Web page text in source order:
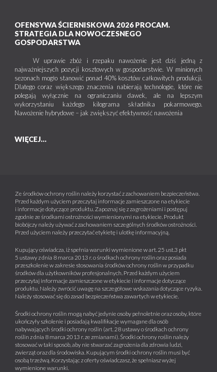
OFENSYWA ŚCIERNISKOWA 2026 PROCAM.
STRATEGIA DLA NOWOCZESNEGO
GOSPODARSTWA
W uprawie zbóż i rzepaku nawożenie jest dziś jedną z
najważniejszych pozycji kosztowych w gospodarstwie. W minionych
sezonach mogło stanowić ponad 40% kosztów całkowitych produkcji.
Dlatego coraz większego znaczenia nabierają technologie, które nie
polegają wyłącznie na ograniczaniu dawek, ale na lepszym
wykorzystaniu każdego kilograma składnika pokarmowego.
Nawożenie hybrydowe – jak zwiększyć efektywność nawożenia
WIĘCEJ...
Ze środków ochrony roślin należy korzystać z zachowaniem bezpieczeństwa.
Przed każdym użyciem przeczytaj informacje zamieszczone na etykiecie
i informacje dotyczące produktu. Zapoznaj się z zagrożeniami i postępuj
zgodnie ze środkami ostrożności wymienionymi na etykiecie. Produkt
biobójczy należy używać z zachowaniem szczególnych środków ostrożności.
Przed użyciem należy przeczytać etykietę i ulotkę informacyjną.
Kupujący oświadcza, iż spełnia warunki wymienione w art. 25 ust.3 pkt
5 ustawy z dnia 8 marca 2013 r. o środkach ochrony roślin oraz posiada
przeszkolenie w zakresie stosowania środków ochrony roślin w przypadku
środków dla użytkowników profesjonalnych. Przed każdym użyciem
przeczytaj informacje zamieszczone w etykiecie i informacje dotyczące
produktu. Należy zwrócić uwagę na szczegółowe wskazania dotyczące ryzyka.
Należy stosować się do zasad bezpieczeństwa zawartych w etykiecie.
Środki ochrony roślin mogą nabyć jedynie osoby pełnoletnie oraz osoby, które
ukończyły szkolenie i posiadają kwalifikacje wymagane dla osób
nabywających środki ochrony roślin (art. 28 ustawy o środkach ochrony
roślin z dnia 8 marca 2013 r. ze zmianami). Środki ochrony roślin należy
stosować w taki sposób, aby nie stwarzać zagrożenia dla zdrowia ludzi,
zwierząt oraz dla środowiska. Kupującym środki ochrony roślin musi być
osobą trzeźwą. Korzystając z oferty oświadczasz, że spełniasz wyżej
wymienione warunki.